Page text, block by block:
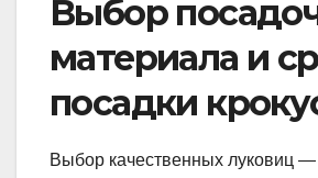
Выбор
материала и
посадки
Выбор качественных луковиц —